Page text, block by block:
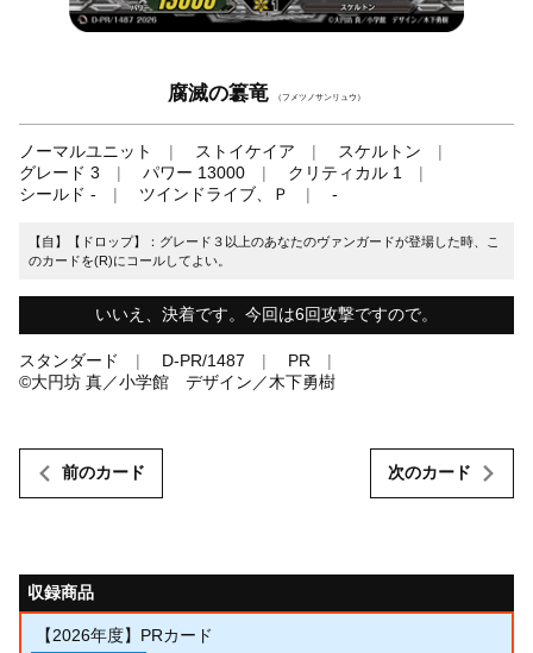
腐滅の簒竜 （フメツノサンリュウ）
ノーマルユニット ストイケイア
スケルトン
グレード 3
パワー 13000
クリティカル 1
シールド -
ツインドライブ、Ｐ -
【自】【ドロップ】：グレード３以上のあなたのヴァンガードが登場した時、こ
のカードを(R)にコールしてよい。
いいえ、決着です。今回は6回攻撃ですので。
スタンダード D-PR/1487
PR
©大円坊 真／小学館 デザイン／木下勇樹
前のカード 次のカード
収録商品
【2026年度】PRカード